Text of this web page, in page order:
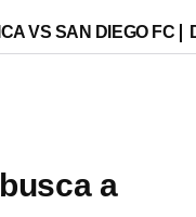
VS SAN DIEGO FC
a